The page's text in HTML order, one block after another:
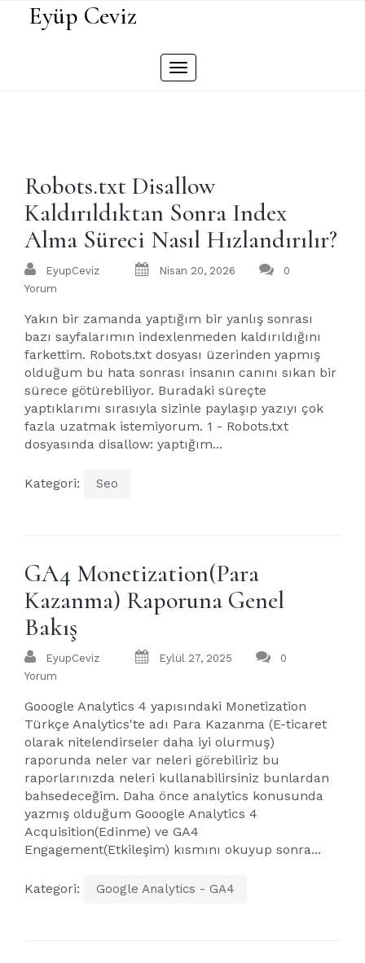
Eyüp Ceviz
Toggle
Robots.txt Disallow
Kaldırıldıktan Sonra Index
Alma Süreci Nasıl Hızlandırılır?
EyupCeviz Nisan 20, 2026
0
Yorum
Yakın bir zamanda yaptığım bir yanlış sonrası
bazı sayfalarımın indexlenmeden kaldırıldığını
farkettim. Robots.txt dosyası üzerinden yapmış
olduğum bu hata sonrası insanın canını sıkan bir
sürece götürebiliyor. Buradaki süreçte
yaptıklarımı sırasıyla sizinle paylaşıp yazıyı çok
fazla uzatmak istemiyorum. 1 - Robots.txt
dosyasında disallow: yaptığım...
Kategori: Seo
GA4 Monetization(Para
Kazanma) Raporuna Genel
Bakış
EyupCeviz Eylül 27, 2025
0
Yorum
Gooogle Analytics 4 yapısındaki Monetization
Türkçe Analytics'te adı Para Kazanma (E-ticaret
olarak nitelendirseler daha iyi olurmuş)
raporunda neler var neleri görebiliriz bu
raporlarınızda neleri kullanabilirsiniz bunlardan
bahsedeceğim. Daha önce analytics konusunda
yazmış olduğum Gooogle Analytics 4
Acquisition(Edinme) ve GA4
Engagement(Etkileşim) kısmını okuyup sonra...
Kategori: Google Analytics - GA4